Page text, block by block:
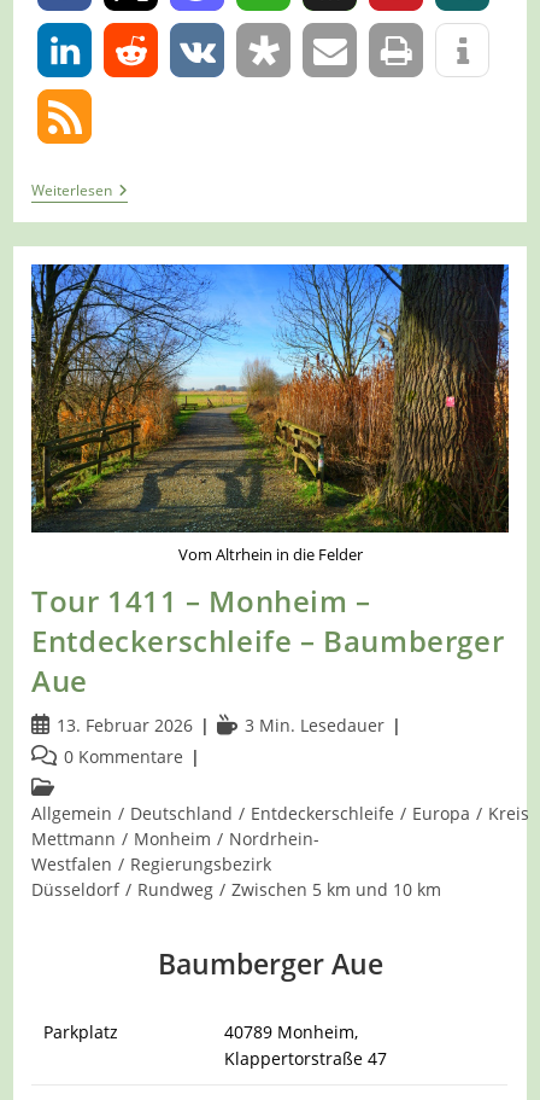
0
WeiterlesenTour
1415
–
Geldern
–
A5
–
Durch
Die
Stadt
Auf’s
Land
Vom Altrhein in die Felder
Tour 1411 – Monheim –
Entdeckerschleife – Baumberger
Aue
Beitrag
veröffentlicht:
13. Februar 2026 Lesedauer:
3 Min. Lesedauer
Beitrags-
Kommentare:
0 Kommentare
Beitrags-
Kategorie:
Allgemein / Deutschland / Entdeckerschleife / Europa / Kreis
Mettmann / Monheim / Nordrhein-
Westfalen / Regierungsbezirk
Düsseldorf / Rundweg / Zwischen 5 km und 10 km
Baumberger Aue
Parkplatz
40789 Monheim,
Klappertorstraße 47